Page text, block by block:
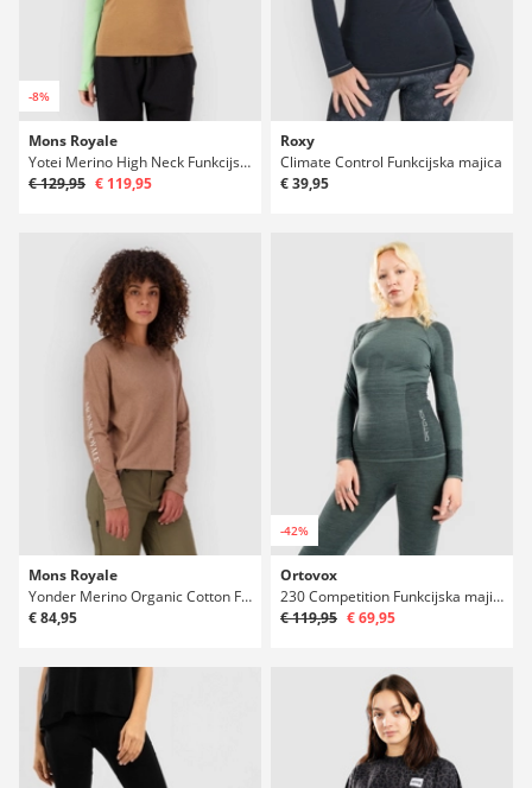
-8%
Mons Royale
Yotei Merino High Neck Funkcijska majica
€ 129,95 € 119,95
Roxy
Climate Control Funkcijska majica
€ 39,95
Mons Royale
Yonder Merino Organic Cotton Funkcijska majica
€ 84,95
-42%
Ortovox
230 Competition Funkcijska majica
€ 119,95 € 69,95